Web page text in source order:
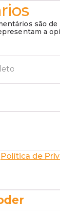
são
a
Política de